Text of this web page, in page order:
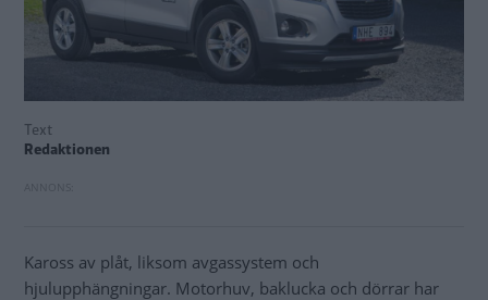
Text
Redaktionen
Kaross av plåt, liksom avgassystem och
hjulupphängningar. Motorhuv, baklucka och dörrar har